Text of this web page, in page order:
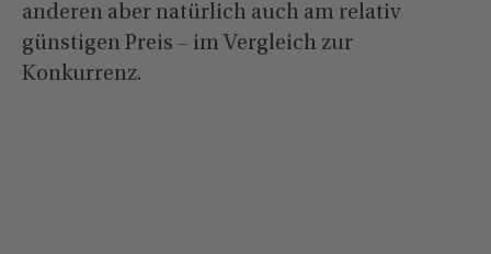
anderen aber natürlich auch am relativ
günstigen Preis – im Vergleich zur
Konkurrenz.